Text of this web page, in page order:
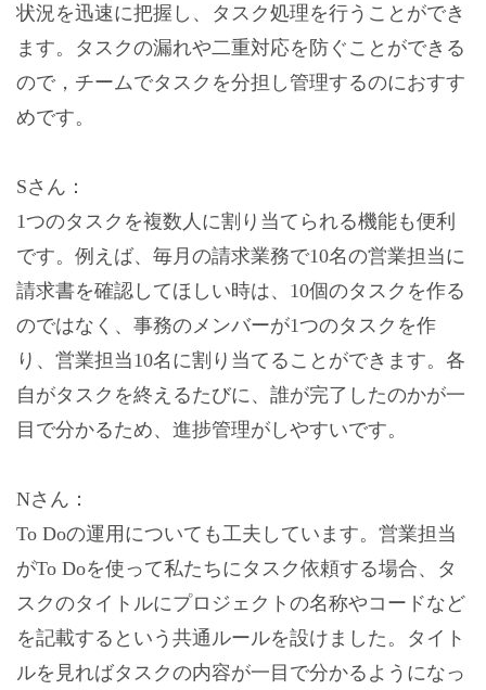
状況を迅速に把握し、タスク処理を行うことができ
ます。タスクの漏れや二重対応を防ぐことができる
ので，チームでタスクを分担し管理するのにおすす
めです。
Sさん：
1つのタスクを複数人に割り当てられる機能も便利
です。例えば、毎月の請求業務で10名の営業担当に
請求書を確認してほしい時は、10個のタスクを作る
のではなく、事務のメンバーが1つのタスクを作
り、営業担当10名に割り当てることができます。各
自がタスクを終えるたびに、誰が完了したのかが一
目で分かるため、進捗管理がしやすいです。
Nさん：
To Doの運用についても工夫しています。営業担当
がTo Doを使って私たちにタスク依頼する場合、タ
スクのタイトルにプロジェクトの名称やコードなど
を記載するという共通ルールを設けました。タイト
ルを見ればタスクの内容が一目で分かるようになっ